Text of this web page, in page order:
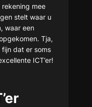
rekening mee
stelt waar u
waar een
Tja,
dat er soms
ICT’er!